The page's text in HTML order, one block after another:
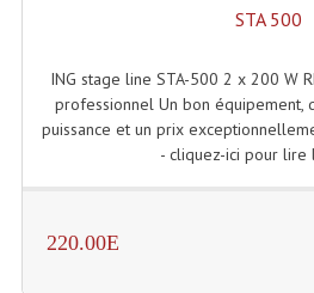
STA 500
ING stage line STA-500 2 x 200 W
professionnel Un bon équipement,
puissance et un prix
- cliquez-ici pour lire
220.00E